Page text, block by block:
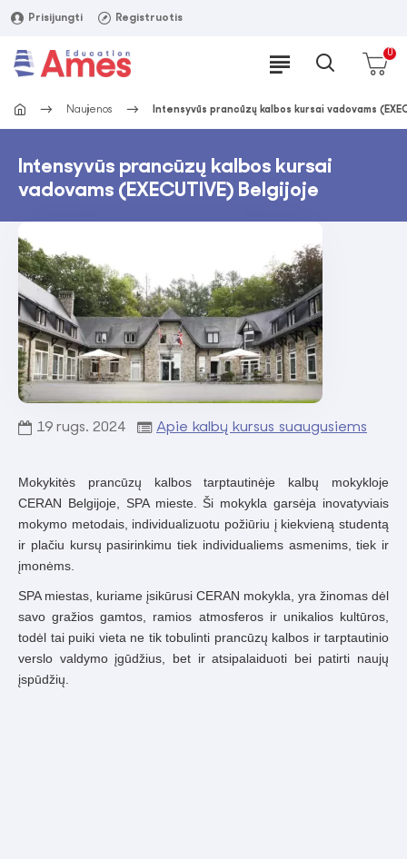
Prisijungti Registruotis
0
Naujienos Intensyvūs prancūzų kalbos kursai vadovams
Intensyvūs prancūzų kalbos kursai
vadovams (EXECUTIVE) Belgijoje
19 rugs. 2024 Apie kalbų kursus suaugusiems
Mokykitės prancūzų kalbos tarptautinėje kalbų mokykloje
CERAN Belgijoje, SPA mieste. Ši mokykla garsėja inovatyviais
mokymo metodais, individualizuotu požiūriu į kiekvieną studentą
ir plačiu kursų pasirinkimu tiek individualiems asmenims, tiek ir
įmonėms.
SPA miestas, kuriame įsikūrusi CERAN mokykla, yra žinomas dėl
savo gražios gamtos, ramios atmosferos ir unikalios kultūros,
todėl tai puiki vieta ne tik tobulinti prancūzų kalbos ir tarptautinio
verslo valdymo įgūdžius, bet ir atsipalaiduoti bei patirti naujų
įspūdžių.